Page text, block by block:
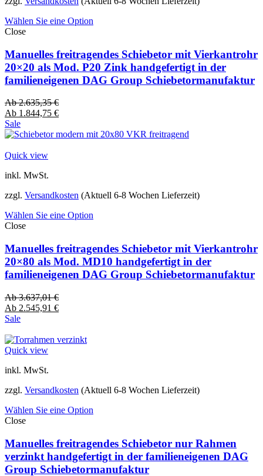
Wählen Sie eine Option
Close
Manuelles freitragendes Schiebetor mit Vierkantrohr
20×20 als Mod. P20 Zink handgefertigt in der
familieneigenen DAG Group Schiebetormanufaktur
Ab2.635,35€
Ab 1.844,75 €
Sale
Quick view
inkl. MwSt.
zzgl. Versandkosten (Aktuell 6-8 Wochen Lieferzeit)
Wählen Sie eine Option
Close
Manuelles freitragendes Schiebetor mit Vierkantrohr
20×80 als Mod. MD10 handgefertigt in der
familieneigenen DAG Group Schiebetormanufaktur
Ab3.637,01€
Ab 2.545,91 €
Sale
Quick view
inkl. MwSt.
zzgl. Versandkosten (Aktuell 6-8 Wochen Lieferzeit)
Wählen Sie eine Option
Close
Manuelles freitragendes Schiebetor nur Rahmen
verzinkt handgefertigt in der familieneigenen DAG
Group Schiebetormanufaktur